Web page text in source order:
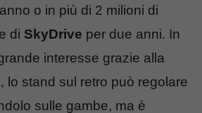
o in più di 2 milioni di
di SkyDrive per due anni. In
interesse grazie alla
lo stand sul retro può regolare
sulle gambe, ma è